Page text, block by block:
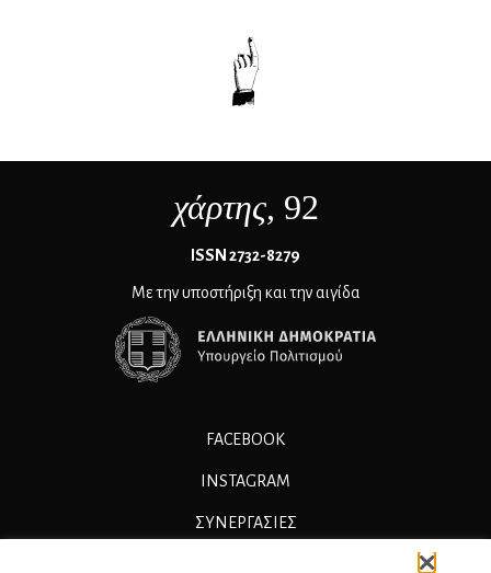
χάρτης, 92
ΙSSN 2732-8279
Με την υποστήριξη και την αιγίδα
FACEBOOK
INSTAGRAM
ΣΥΝΕΡΓΑΣΊΕΣ